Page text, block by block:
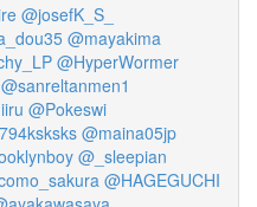
@josefK_S_
@mayakima
@HyperWormer
@sanreltanmen1
@Pokeswi
@maina05jp
@_sleepian
@HAGEGUCHI